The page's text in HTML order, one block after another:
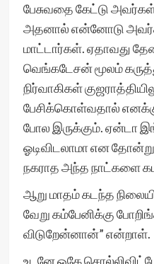
பேசுவதை கேட்டு அவர்கள்
அதனால் என்னோடு
மாட்டார்கள். ஏதாவது
வெங்கடேசன் மூலம்
நிர்வாகிகள்
பேசிக்கொள்வதால்
போல இருக்கும். ஏன்டா
ஓடிவிடலாமா என
நகராத அந்த நாட்களை
ஆறு மாதம் கடந்த
வேறு கம்பேனிக்கு
விடுறேன்னான்” என்றாள்.
உடனே ஓகே